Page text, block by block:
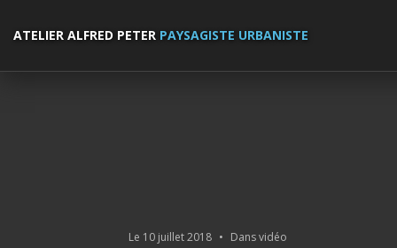
ATELIER ALFRED PETER PAYSAGISTE URBANISTE
Le 10 juillet 2018 • Dansvidéo